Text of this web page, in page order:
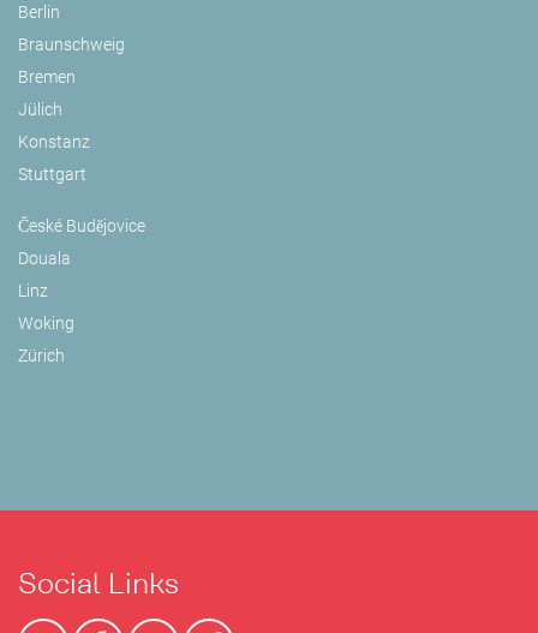
Berlin
Braunschweig
Bremen
Jülich
Konstanz
Stuttgart
České Budějovice
Douala
Linz
Woking
Zürich
Social Links